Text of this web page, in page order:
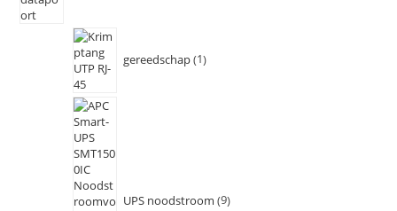
gereedschap 1
UPS noodstroom 9